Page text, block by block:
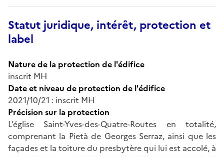
Statut juridique, intérêt, protection et
label
Nature de la protection de l'édifice
inscrit MH
Date et niveau de protection de l'édifice
2021/10/21 : inscrit MH
Précision sur la protection
L’église Saint-Yves-des-Quatre-Routes en totalité,
comprenant la Pietà de Georges Serraz, ainsi que les
façades et la toiture du presbytère qui lui est accolé, à